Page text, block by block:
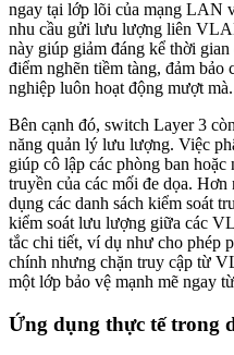
ngay tại lớp lõi của mạng LAN
nhu cầu gửi lưu lượng liên
này giúp giảm đáng kể thời
điểm nghẽn tiềm tàng, đảm bảo
nghiệp luôn hoạt động mượt mà.
Bên cạnh đó, switch Layer 3
năng quản lý lưu lượng. Việc
giúp cô lập các phòng ban
truyền của các mối đe dọa.
dụng các danh sách kiểm soát
kiểm soát lưu lượng giữa các
tắc chi tiết, ví dụ như cho phép
chính nhưng chặn truy cập từ
một lớp bảo vệ mạnh mẽ ngay
Ứng dụng thực tế trong